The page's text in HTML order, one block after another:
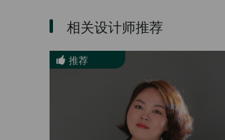
相关设计师推荐
推荐